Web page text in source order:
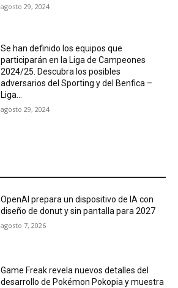
agosto 29, 2024
Se han definido los equipos que
participarán en la Liga de Campeones
2024/25. Descubra los posibles
adversarios del Sporting y del Benfica –
Liga...
agosto 29, 2024
OpenAI prepara un dispositivo de IA con
diseño de donut y sin pantalla para 2027
agosto 7, 2026
Game Freak revela nuevos detalles del
desarrollo de Pokémon Pokopia y muestra